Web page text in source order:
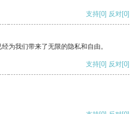
支持[0] 反对[0]
为我们带来了无限的隐私和自由。
支持[0] 反对[0]